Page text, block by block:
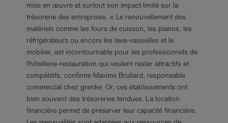
mise en œuvre et surtout son impact limité sur la
trésorerie des entreprises. « Le renouvellement des
matériels comme les fours de cuisson, les pianos, les
réfrigérateurs ou encore les lave-vaisselles et le
mobilier, est incontournable pour les professionnels de
l’hôtellerie-restauration qui veulent rester attractifs et
compétitifs, confirme Maxime Brullard, responsable
commercial chez grenke. Or, ces établissements ont
bien souvent des trésoreries tendues. La location
financière permet de préserver leur capacité financière.